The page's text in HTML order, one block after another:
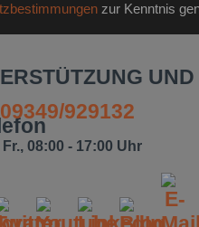
zur Kenntnis
09349/929132
Fr., 08:00 - 17:00 Uhr